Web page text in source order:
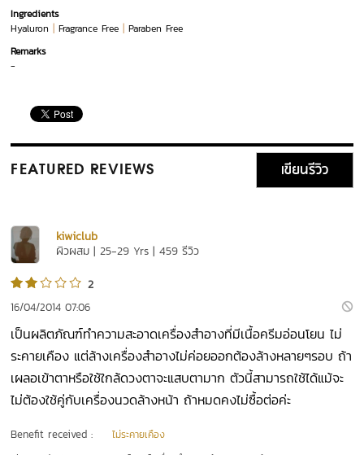
Ingredients
Hyaluron| Fragrance Free| Paraben Free
Remarks
-
FEATURED REVIEWS เขียนรีวิว
kiwiclub
ผิวผสม | 25-29 Yrs | 459 รีวิว
2
16/04/2014 07:06
เป็นผลิตภัณฑ์ทำความสะอาดเครื่องสำอางที่มีเนื้อครีมอ่อนโยน ไม่
ระคายเคือง แต่ล้างเครื่องสำอางไม่ค่อยออกต้องล้างหลายๆรอบ ถ้า
เผลอเข้าตาหรือใช้ใกล้ดวงตาจะแสบตามาก ตัวนี้สามารถใช้ได้แม้จะ
ไม่ต้องใช้คู่กับเครื่องนวดล้างหน้า ถ้าหมดคงไม่ซื้อต่อค่ะ
Benefit received : ไม่ระคายเคือง